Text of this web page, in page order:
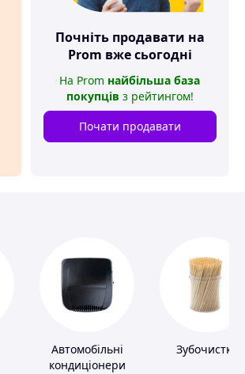
Почніть продавати на
Prom вже сьогодні
На Prom найбільша база
покупців з рейтингом!
Почати продавати
Автомобільні
кондиціонери
Зубочистки